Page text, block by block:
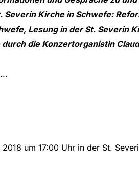
Severin Kirche in Schwefe:
Lesung in der St. Severin
die Konzertorganistin
um 17:00 Uhr in der St.